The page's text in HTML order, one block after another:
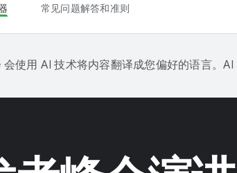
常见问题解答和准则
使用 AI 技术将内容翻译成您偏好的语言。AI